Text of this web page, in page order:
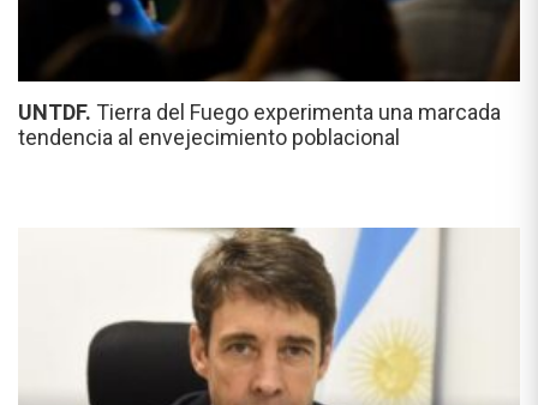
UNTDF. Tierra del Fuego experimenta una marcada
tendencia al envejecimiento poblacional